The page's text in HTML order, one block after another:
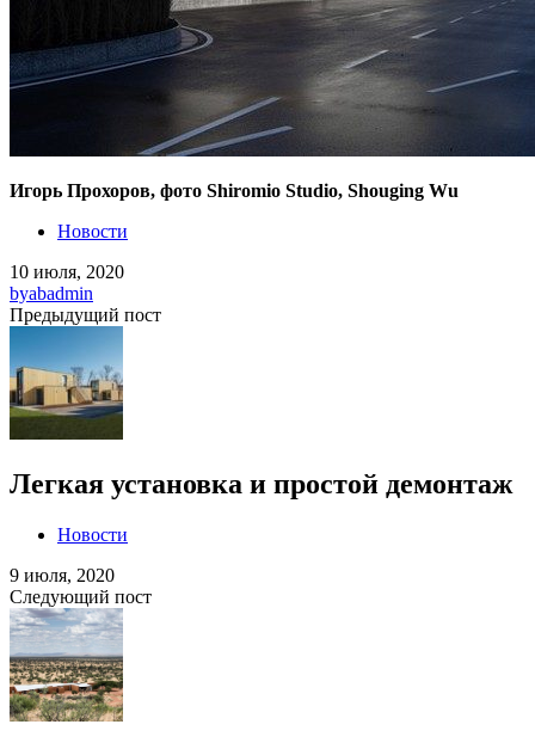
Игорь Прохоров, фото Shiromio Studio, Shouging Wu
Новости
10 июля, 2020
byabadmin
Предыдущий пост
Легкая установка и простой демонтаж
Новости
9 июля, 2020
Следующий пост